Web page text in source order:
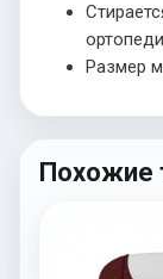
Размер
Похожие